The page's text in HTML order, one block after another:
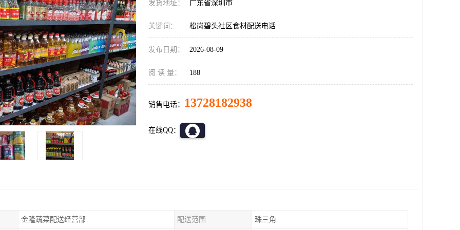
发货地址： 广东省深圳市
关键词： 松岗碧头社区食材配送电话
发布日期： 2026-08-09
阅 读 量： 188
销售电话： 13728182938
在线QQ：
金隆蔬菜配送经营部 配送范围 珠三角